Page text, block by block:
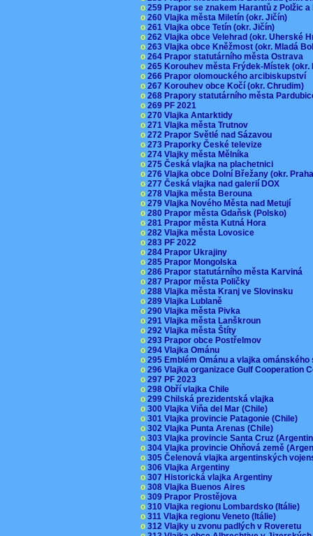
o 259 Prapor se znakem Harantů z Polžic
o 260 Vlajka města Miletín (okr. Jičín)
o 261 Vlajka obce Tetín (okr. Jičín)
o 262 Vlajka obce Velehrad (okr. Uherské
o 263 Vlajka obce Kněžmost (okr. Mladá
o 264 Prapor statutárního města Ostrava
o 265 Korouhev města Frýdek-Místek
o 266 Prapor olomouckého arcibiskupství
o 267 Korouhev obce Kočí (okr. Chrudim)
o 268 Prapory statutárního města
o 269 PF 2021
o 270 Vlajka Antarktidy
o 271 Vlajka města Trutnov
o 272 Prapor Světlé nad Sázavou
o 273 Praporky České televize
o 274 Vlajky města Mělníka
o 275 Česká vlajka na plachetnici
o 276 Vlajka obce Dolní Břežany (okr.
o 277 Česká vlajka nad galerií DOX
o 278 Vlajka města Berouna
o 279 Vlajka Nového Města nad Metují
o 280 Prapor města Gdaňsk (Polsko)
o 281 Prapor města Kutná Hora
o 282 Vlajka města Lovosice
o 283 PF 2022
o 284 Prapor Ukrajiny
o 285 Prapor Mongolska
o 286 Prapor statutárního města Karviná
o 287 Prapor města Poličky
o 288 Vlajka města Kranj ve Slovinsku
o 289 Vlajka Lublaně
o 290 Vlajka města Pivka
o 291 Vlajka města Lanškroun
o 292 Vlajka města Štíty
o 293 Prapor obce Postřelmov
o 294 Vlajka Ománu
o 295 Emblém Ománu a vlajka
o 296 Vlajka organizace Gulf Cooperation
o 297 PF 2023
o 298 Obří vlajka Chile
o 299 Chilská prezidentská vlajka
o 300 Vlajka Viňa del Mar (Chile)
o 301 Vlajka provincie Patagonie (Chile)
o 302 Vlajka Punta Arenas (Chile)
o 303 Vlajka provincie Santa Cruz
o 304 Vlajka provincie Ohňová země
o 305 Čelenová vlajka argentinských
o 306 Vlajka Argentiny
o 307 Historická vlajka Argentiny
o 308 Vlajka Buenos Aires
o 309 Prapor Prostějova
o 310 Vlajka regionu Lombardsko (Itálie)
o 311 Vlajka regionu Veneto (Itálie)
o 312 Vlajky u zvonu padlých v Roveretu